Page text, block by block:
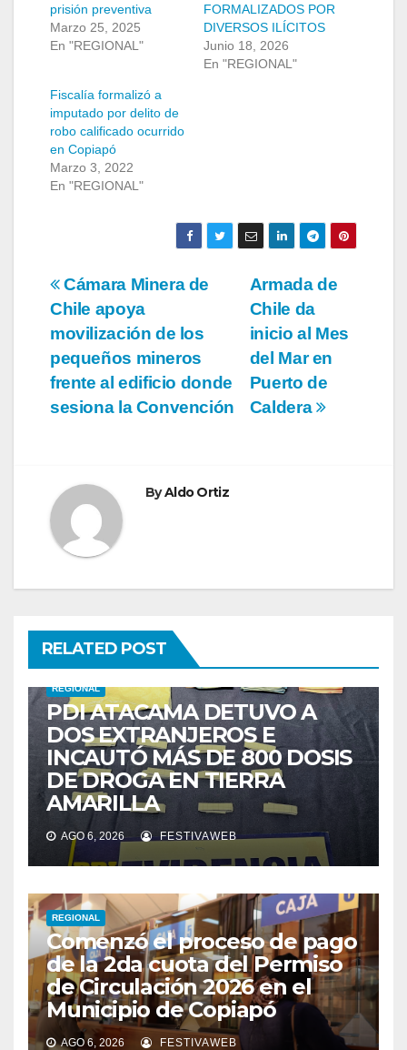
prisión preventiva
Marzo 25, 2025
En "REGIONAL"
FORMALIZADOS POR
DIVERSOS ILÍCITOS
Junio 18, 2026
En "REGIONAL"
Fiscalía formalizó a
imputado por delito de
robo calificado ocurrido
en Copiapó
Marzo 3, 2022
En "REGIONAL"
Navegación
de
entradas
Armada de
Chile da
inicio al Mes
del Mar en
Puerto de
Caldera
Cámara Minera de
Chile apoya
movilización de los
pequeños mineros
frente al edificio donde
sesiona la Convención
ByAldo Ortiz
RELATED POST
REGIONAL
PDI ATACAMA DETUVO A
DOS EXTRANJEROS E
INCAUTÓ MÁS DE 800 DOSIS
DE DROGA EN TIERRA
AMARILLA
AGO 6, 2026 FESTIVAWEB
REGIONAL
Comenzó el proceso de pago
de la 2da cuota del Permiso
de Circulación 2026 en el
Municipio de Copiapó
AGO 6, 2026 FESTIVAWEB